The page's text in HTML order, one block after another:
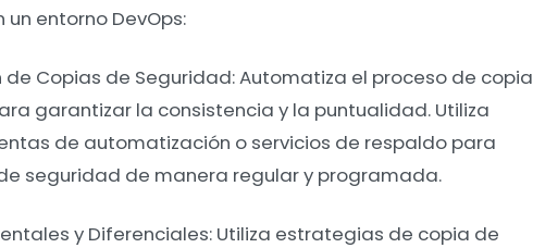
entorno DevOps:
Copias de Seguridad:Automatiza el proceso de copia
garantizar la consistencia y la puntualidad. Utiliza
de automatización o servicios de respaldo para
seguridad de manera regular y programada.
y Diferenciales: Utiliza estrategias de copia de